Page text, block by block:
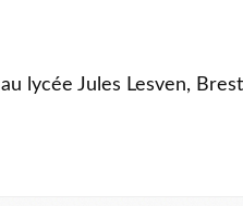
lycée Jules Lesven, Brest